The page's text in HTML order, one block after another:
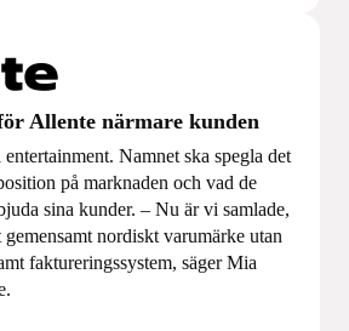
Allente närmare kunden
Namnet ska spegla det
på marknaden och vad de
sina kunder. – Nu är vi samlade,
nordiskt varumärke utan
faktureringssystem, säger Mia